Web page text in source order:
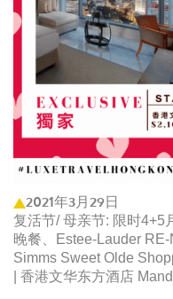
2021年3月29日
复活节/ 母亲节: 限时4+5
晚餐、Estee-Lauder
Simms Sweet Olde
| 香港文华东方酒店